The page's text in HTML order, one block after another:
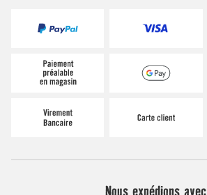
Nous expédions avec